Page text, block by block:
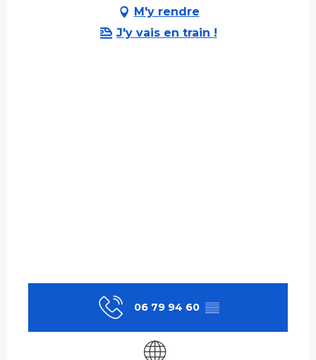
M'y rendre
J'y vais en train !
06 79 94 60 ▒▒